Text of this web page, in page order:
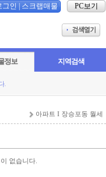
그인 스크랩매물 PC보기
정보 지역검색
.
아파트 I 장승포동 월세
이 없습니다.